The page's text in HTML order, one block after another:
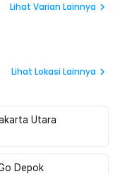
Lihat Varian Lainnya
Lihat Lokasi Lainnya
Utara
Depok